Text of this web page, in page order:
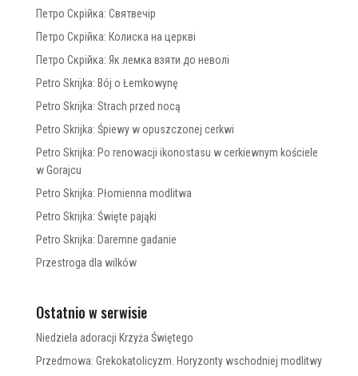
Петро Скрійка: Святвечір
Петро Скрійка: Колиска на церкві
Петро Скрійка: Як лемка взяти до неволі
Petro Skrijka: Bój o Łemkowynę
Petro Skrijka: Strach przed nocą
Petro Skrijka: Śpiewy w opuszczonej cerkwi
Petro Skrijka: Po renowacji ikonostasu w cerkiewnym kościele
w Gorajcu
Petro Skrijka: Płomienna modlitwa
Petro Skrijka: Święte pająki
Petro Skrijka: Daremne gadanie
Przestroga dla wilków
Ostatnio w serwisie
Niedziela adoracji Krzyża Świętego
Przedmowa: Grekokatolicyzm. Horyzonty wschodniej modlitwy